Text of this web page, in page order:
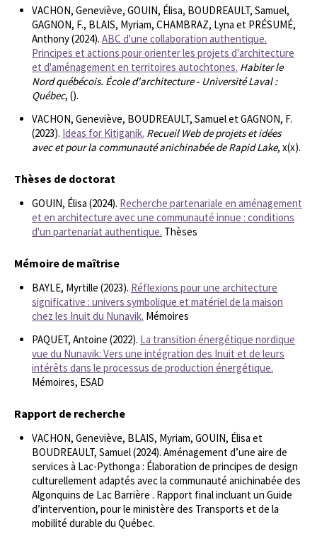
VACHON, Geneviève, GOUIN, Élisa, BOUDREAULT, Samuel,
GAGNON, F., BLAIS, Myriam, CHAMBRAZ, Lyna et PRÉSUMÉ,
Anthony (2024). ABC d'une collaboration authentique.
Principes et actions pour orienter les projets d'architecture
et d'aménagement en territoires autochtones. Habiter le
Nord québécois. École d'architecture - Université Laval :
Québec, ().
VACHON, Geneviève, BOUDREAULT, Samuel et GAGNON, F.
(2023). Ideas for Kitiganik. Recueil Web de projets et idées
avec et pour la communauté anichinabée de Rapid Lake, x(x).
Thèses de doctorat
GOUIN, Élisa (2024). Recherche partenariale en aménagement
et en architecture avec une communauté innue : conditions
d'un partenariat authentique. Thèses
Mémoire de maîtrise
BAYLE, Myrtille (2023). Réflexions pour une architecture
significative : univers symbolique et matériel de la maison
chez les Inuit du Nunavik. Mémoires
PAQUET, Antoine (2022). La transition énergétique nordique
vue du Nunavik: Vers une intégration des Inuit et de leurs
intérêts dans le processus de production énergétique.
Mémoires, ESAD
Rapport de recherche
VACHON, Geneviève, BLAIS, Myriam, GOUIN, Élisa et
BOUDREAULT, Samuel (2024). Aménagement d’une aire de
services à Lac-Pythonga : Élaboration de principes de design
culturellement adaptés avec la communauté anichinabée des
Algonquins de Lac Barrière . Rapport final incluant un Guide
d’intervention, pour le ministère des Transports et de la
mobilité durable du Québec.